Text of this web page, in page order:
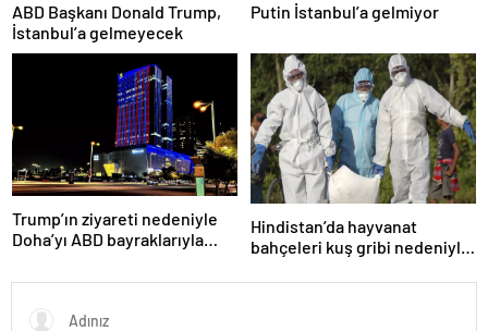
ABD Başkanı Donald Trump,
İstanbul’a gelmeyecek
Putin İstanbul’a gelmiyor
Trump’ın ziyareti nedeniyle
Doha’yı ABD bayraklarıyla
Hindistan’da hayvanat
bahçeleri kuş gribi nedeniyle